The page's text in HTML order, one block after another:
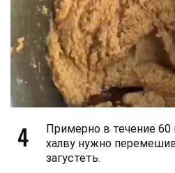
4
Примерно в течение
халву нужно
загустеть.